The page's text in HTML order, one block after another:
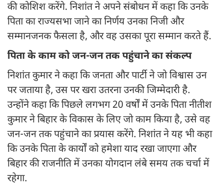
की कोशिश करेंगे. निशांत ने अपने संबोधन में कहा कि उनके
पिता का राज्यसभा जाने का निर्णय उनका निजी और
सम्मानजनक फैसला है, और वह उसका पूरा सम्मान करते हैं.
पिता के काम को जन-जन तक पहुंचाने का संकल्प
निशांत कुमार ने कहा कि जनता और पार्टी ने जो विश्वास उन
पर जताया है, उस पर खरा उतरना उनकी जिम्मेदारी है.
उन्होंने कहा कि पिछले लगभग 20 वर्षों में उनके पिता नीतीश
कुमार ने बिहार के विकास के लिए जो काम किया है, उसे वह
जन-जन तक पहुंचाने का प्रयास करेंगे. निशांत ने यह भी कहा
कि उनके पिता के कार्यों को हमेशा याद रखा जाएगा और
बिहार की राजनीति में उनका योगदान लंबे समय तक चर्चा में
रहेगा.